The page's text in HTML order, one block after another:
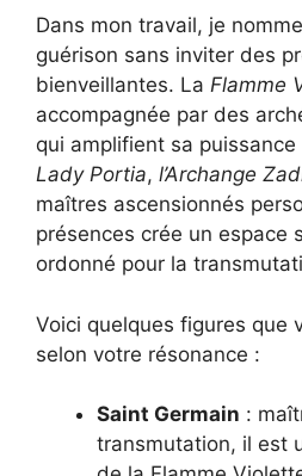
Dans mon travail, je
guérison sans inviter des
bienveillantes. La Flamme
accompagnée par des
qui amplifient sa puissance
Lady Portia, l’Archange
maîtres ascensionnés
présences crée un espace
ordonné pour la
Voici quelques figures que
selon votre résonance :
Saint Germain :
transmutation, il est